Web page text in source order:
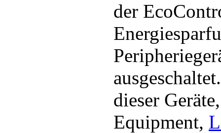
der
dieser
Equipment,